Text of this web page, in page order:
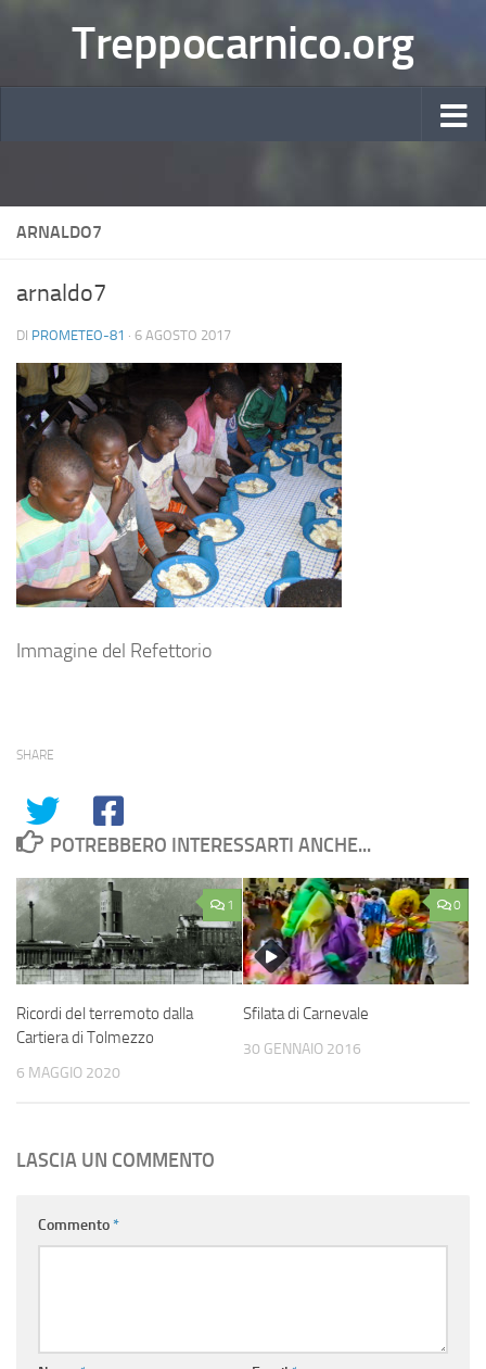
Treppocarnico.org
ARNALDO7
arnaldo7
DI PROMETEO-81 · 6 AGOSTO 2017
Immagine del Refettorio
SHARE
POTREBBERO INTERESSARTI ANCHE...
1
Ricordi del terremoto dalla
Cartiera di Tolmezzo
6 MAGGIO 2020
0
Sfilata di Carnevale
30 GENNAIO 2016
LASCIA UN COMMENTO
Commento*